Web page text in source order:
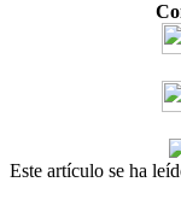
Este artículo se ha